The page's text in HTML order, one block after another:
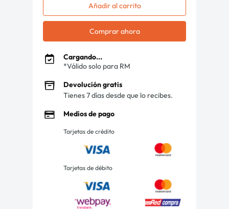
Añadir al carrito
Comprar ahora
Cargando...
*Válido solo para RM
Devolución gratis
Tienes 7 días desde que lo recibes.
Medios de pago
Tarjetas de crédito
Tarjetas de débito